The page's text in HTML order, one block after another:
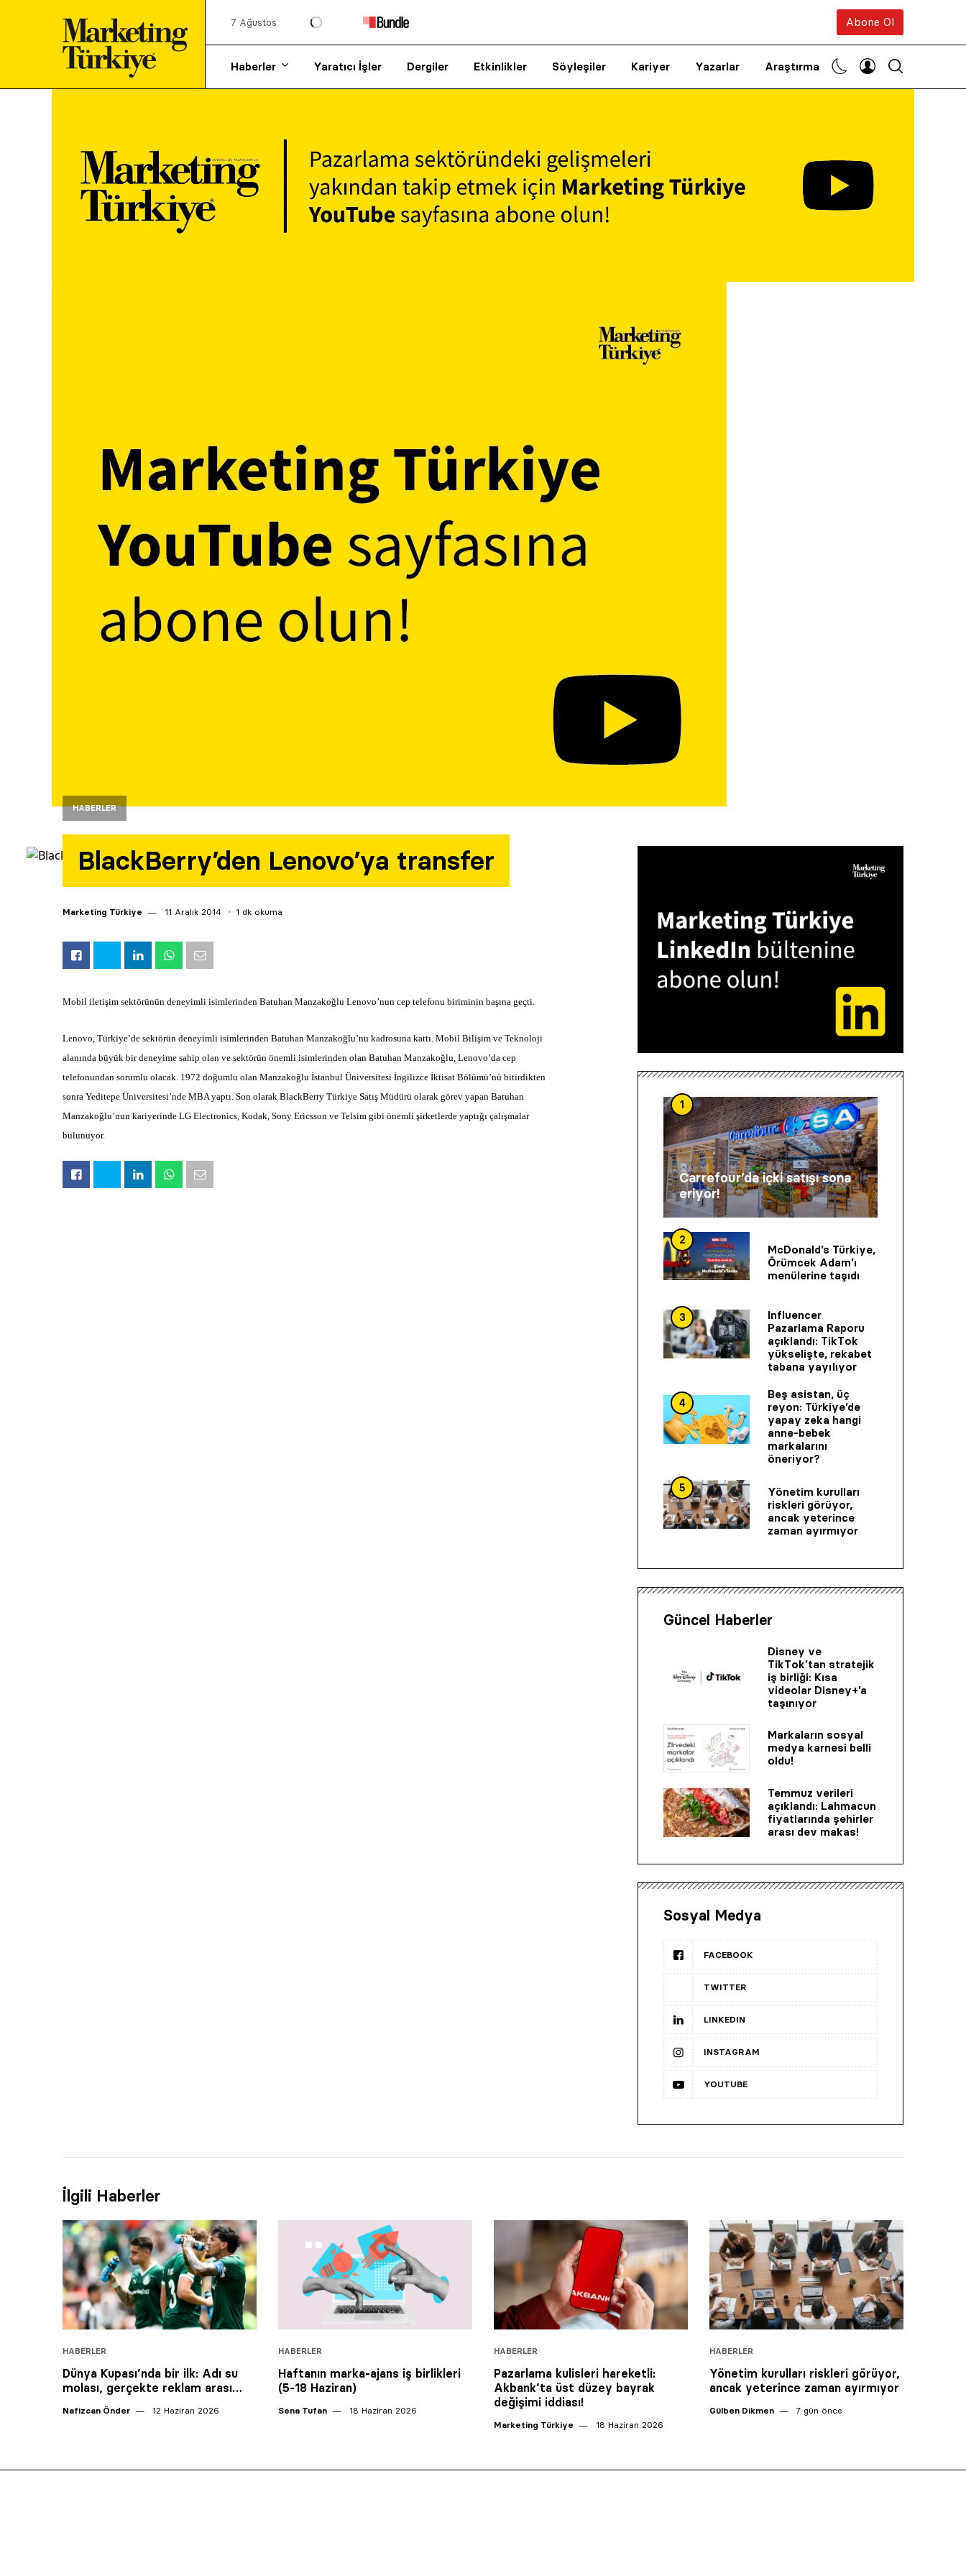
7 Ağustos Abone Ol
Haberler Yaratıcı İşler Dergiler Etkinlikler Söyleşiler Kariyer Yazarlar Araştırma
HABERLER
BlackBerry’den Lenovo’ya transfer
Marketing Türkiye 11 Aralık 2014 1 dk okuma
Mobil iletişim sektörünün deneyimli isimlerinden Batuhan Manzakoğlu Lenovo’nun cep telefonu biriminin başına geçti.
Lenovo, Türkiye’de sektörün deneyimli isimlerinden Batuhan Manzakoğlu’nu kadrosuna kattı. Mobil Bilişim ve Teknoloji
alanında büyük bir deneyime sahip olan ve sektörün önemli isimlerinden olan Batuhan Manzakoğlu, Lenovo’da cep
telefonundan sorumlu olacak. 1972 doğumlu olan Manzakoğlu İstanbul Üniversitesi İngilizce İktisat Bölümü’nü bitirdikten
sonra Yeditepe Üniversitesi’nde MBA yaptı. Son olarak BlackBerry Türkiye Satış Müdürü olarak görev yapan Batuhan
Manzakoğlu’nun kariyerinde LG Electronics, Kodak, Sony Ericsson ve Telsim gibi önemli şirketlerde yaptığı çalışmalar
bulunuyor.
1
Carrefour’da içki satışı sona
eriyor!
2
McDonald’s Türkiye,
Örümcek Adam’ı
menülerine taşıdı
3
Influencer
Pazarlama Raporu
açıklandı: TikTok
yükselişte, rekabet
tabana yayılıyor
4
Beş asistan, üç
reyon: Türkiye’de
yapay zeka hangi
anne-bebek
markalarını
öneriyor?
5
Yönetim kurulları
riskleri görüyor,
ancak yeterince
zaman ayırmıyor
Güncel Haberler
Disney ve
TikTok’tan stratejik
iş birliği: Kısa
videolar Disney+’a
taşınıyor
Markaların sosyal
medya karnesi belli
oldu!
Temmuz verileri
açıklandı: Lahmacun
fiyatlarında şehirler
arası dev makas!
Sosyal Medya
FACEBOOK
TWITTER
LINKEDIN
INSTAGRAM
YOUTUBE
İlgili Haberler
HABERLER
Dünya Kupası’nda bir ilk: Adı su
molası, gerçekte reklam arası…
Nafizcan Önder 12 Haziran 2026
HABERLER
Haftanın marka-ajans iş birlikleri
(5-18 Haziran)
Sena Tufan 18 Haziran 2026
HABERLER
Pazarlama kulisleri hareketli:
Akbank’ta üst düzey bayrak
değişimi iddiası!
Marketing Türkiye 18 Haziran 2026
HABERLER
Yönetim kurulları riskleri görüyor,
ancak yeterince zaman ayırmıyor
Gülben Dikmen 7 gün önce